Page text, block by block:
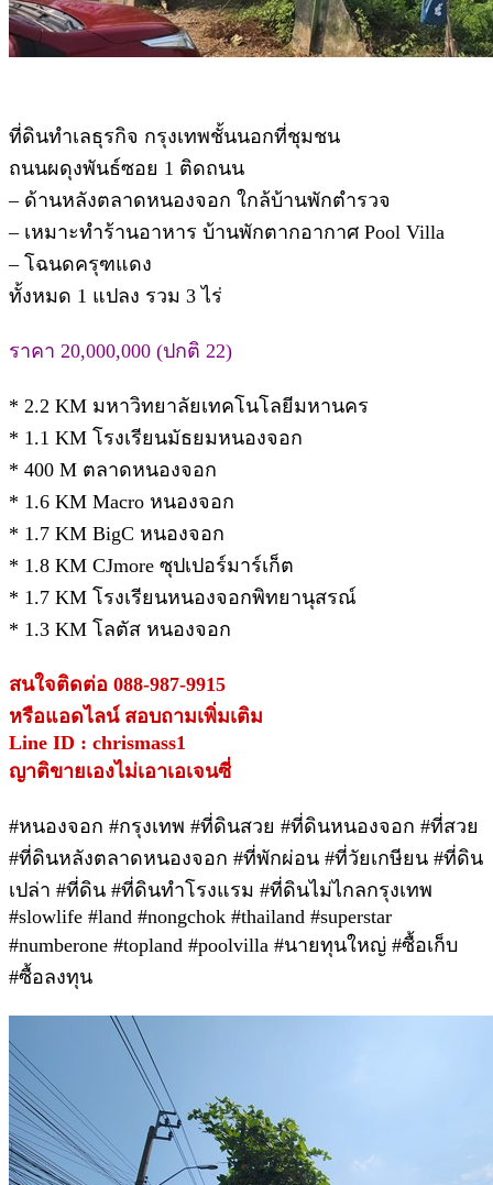
ที่ดินทำเลธุรกิจ กรุงเทพชั้นนอกที่ชุมชน
ถนนผดุงพันธ์ซอย 1 ติดถนน
– ด้านหลังตลาดหนองจอก ใกล้บ้านพักตำรวจ
– เหมาะทำร้านอาหาร บ้านพักตากอากาศ Pool Villa
– โฉนดครุฑแดง
ทั้งหมด 1 แปลง รวม 3 ไร่
ราคา 20,000,000 (ปกติ 22)
* 2.2 KM มหาวิทยาลัยเทคโนโลยีมหานคร
* 1.1 KM โรงเรียนมัธยมหนองจอก
* 400 M ตลาดหนองจอก
* 1.6 KM Macro หนองจอก
* 1.7 KM BigC หนองจอก
* 1.8 KM CJmore ซุปเปอร์มาร์เก็ต
* 1.7 KM โรงเรียนหนองจอกพิทยานุสรณ์
* 1.3 KM โลตัส หนองจอก
สนใจติดต่อ 088-987-9915
หรือแอดไลน์ สอบถามเพิ่มเติม
Line ID : chrismass1
ญาติขายเองไม่เอาเอเจนซี่
#หนองจอก #กรุงเทพ #ที่ดินสวย #ที่ดินหนองจอก #ที่สวย
#ที่ดินหลังตลาดหนองจอก #ที่พักผ่อน #ที่วัยเกษียน #ที่ดิน
เปล่า #ที่ดิน #ที่ดินทำโรงแรม #ที่ดินไม่ไกลกรุงเทพ
#slowlife #land #nongchok #thailand #superstar
#numberone #topland #poolvilla #นายทุนใหญ่ #ซื้อเก็บ
#ซื้อลงทุน